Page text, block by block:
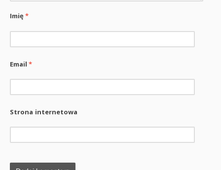
Imię*
Email*
Strona internetowa